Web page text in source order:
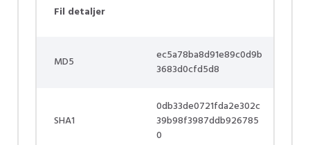
Fil detaljer
MD5
ec5a78ba8d91e89c0d9b
3683d0cfd5d8
SHA1
0db33de0721fda2e302c
39b98f3987ddb926785
0